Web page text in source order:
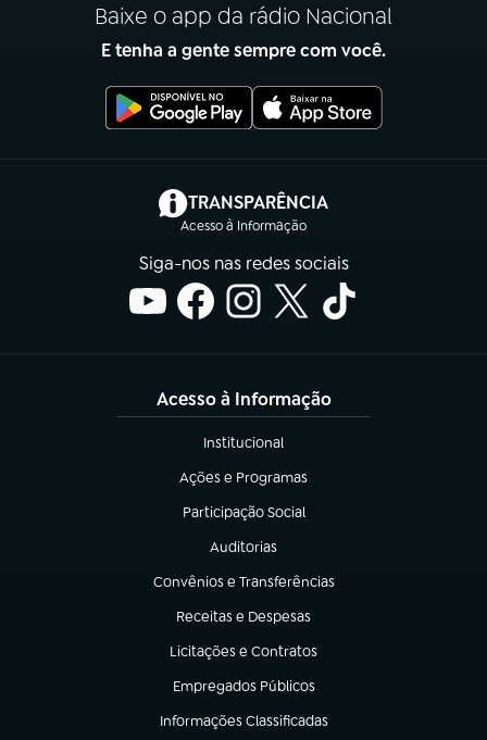
Baixe o app da rádio Nacional
E tenha a gente sempre com você.
TRANSPARÊNCIA
Acesso à Informação
(abre em nova aba)
Siga-nos nas redes sociais
Acesso à Informação
Institucional
(abre em nova aba)
Ações e Programas
(abre em nova aba)
Participação Social
(abre em nova aba)
Auditorias
(abre em nova aba)
Convênios e Transferências
(abre em nova aba)
Receitas e Despesas
(abre em nova aba)
Licitações e Contratos
(abre em nova aba)
Empregados Públicos
(abre em nova aba)
Informações Classificadas
(abre em nova aba)